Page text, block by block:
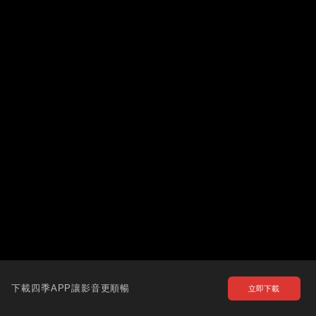
下載四季APP讓影音更順暢 立即下載